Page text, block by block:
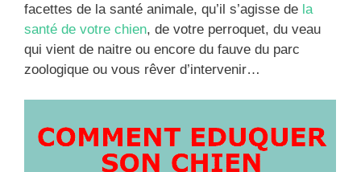
facettes de la santé animale, qu’il s’agisse de la
santé de votre chien, de votre perroquet, du veau
qui vient de naitre ou encore du fauve du parc
zoologique ou vous rêver d’intervenir…